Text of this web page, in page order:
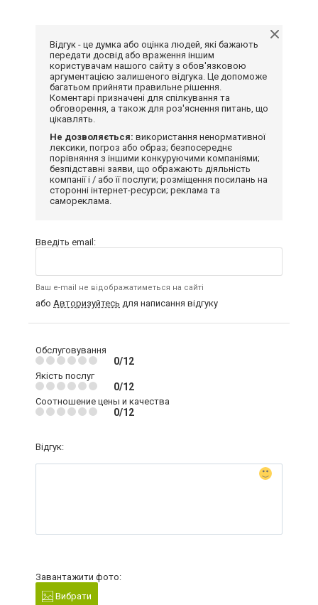
Відгук - це думка або оцінка людей, які бажають
передати досвід або враження іншим
користувачам нашого сайту з обов'язковою
аргументацією залишеного відгука. Це допоможе
багатьом прийняти правильне рішення.
Коментарі призначені для спілкування та
обговорення, а також для роз'яснення питань, що
цікавлять.
Не дозволяється: використання ненормативної
лексики, погроз або образ; безпосереднє
порівняння з іншими конкуруючими компаніями;
безпідставні заяви, що ображають діяльність
компанії і / або її послуги; розміщення посилань на
сторонні інтернет-ресурси; реклама та
самореклама.
Введіть email:
Ваш e-mail не відображатиметься на сайті
або Авторизуйтесь для написання відгуку
Обслуговування
0/12
Якість послуг
0/12
Соотношение цены и качества
0/12
Відгук:
Завантажити фото:
Вибрати